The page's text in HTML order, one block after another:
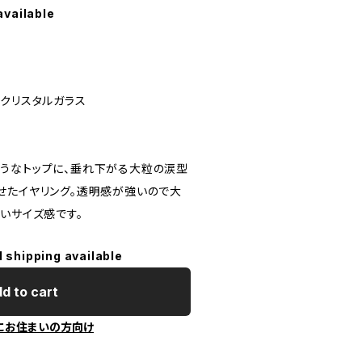
リスタルガラス
なトップに、垂れ下がる大粒の涙型
イヤリング。透明感が強いので大
サイズ感です。
shipping available
to cart
お住まいの方向け